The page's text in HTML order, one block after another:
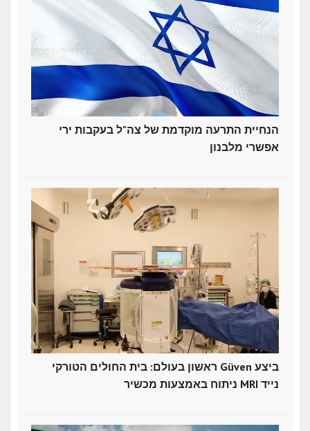
הנחיית התרעה מוקדמת של צה"ל בעקבות ירי
אפשרי מלבנון
ראשון בעולם: בית החולים הטורקי Güven ביצע
ניתוח באמצעות מכשיר MRI נייד